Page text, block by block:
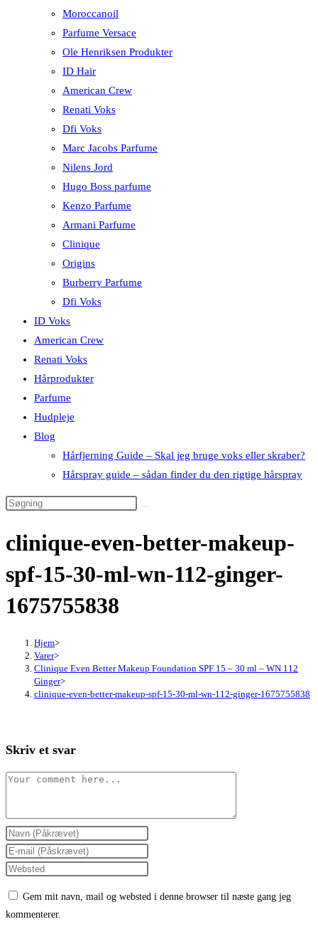
Moroccanoil
Parfume Versace
Ole Henriksen Produkter
ID Hair
American Crew
Renati Voks
Dfi Voks
Marc Jacobs Parfume
Nilens Jord
Hugo Boss parfume
Kenzo Parfume
Armani Parfume
Clinique
Origins
Burberry Parfume
Dfi Voks
ID Voks
American Crew
Renati Voks
Hårprodukter
Parfume
Hudpleje
Blog
Hårfjerning Guide – Skal jeg bruge voks eller skraber?
Hårspray guide – sådan finder du den rigtige hårspray
clinique-even-better-makeup-
spf-15-30-ml-wn-112-ginger-
1675755838
Hjem>
Varer>
Clinique Even Better Makeup Foundation SPF 15 – 30 ml – WN 112
Ginger>
clinique-even-better-makeup-spf-15-30-ml-wn-112-ginger-1675755838
Skriv et svar
Comment
Enter
your
name
Enter
your
Enter
Gem mit navn, mail og websted i denne browser til næste gang jeg
kommenterer.